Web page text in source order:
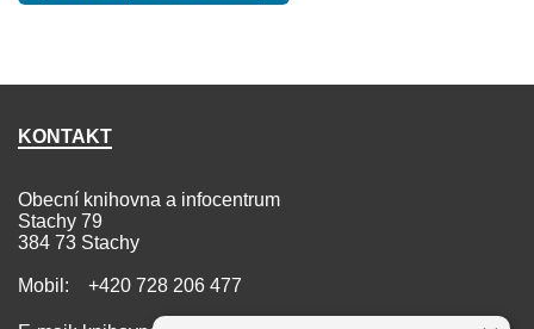
KONTAKT
Obecní knihovna a infocentrum
Stachy 79
384 73 Stachy
Mobil: +420 728 206 477